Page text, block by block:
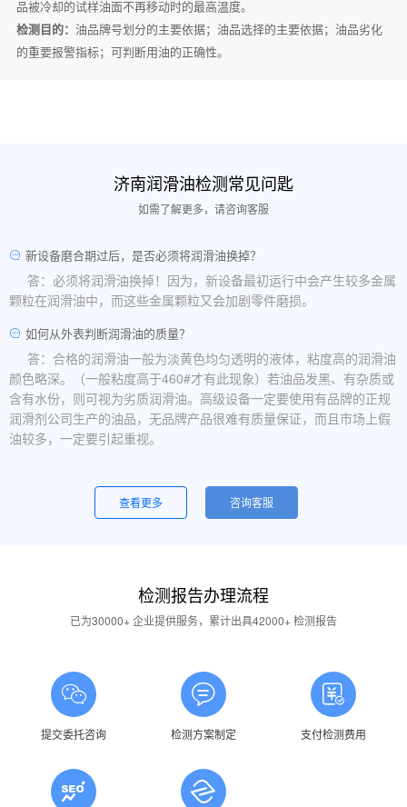
品被冷却的试样油面不再移动时的最高温度。
检测目的： 油品牌号划分的主要依据；油品选择的主要依据；油品劣化
的重要报警指标；可判断用油的正确性。
济南润滑油检测常见问匙
如需了解更多，请咨询客服
新设备磨合期过后，是否必须将润滑油换掉？
答：必须将润滑油换掉！因为，新设备最初运行中会产生较多金属
颗粒在润滑油中，而这些金属颗粒又会加剧零件磨损。
如何从外表判断润滑油的质量？
答：合格的润滑油一般为淡黄色均匀透明的液体，粘度高的润滑油
颜色略深。（一般粘度高于460#才有此现象）若油品发黑、有杂质或
含有水份，则可视为劣质润滑油。高级设备一定要使用有品牌的正规
润滑剂公司生产的油品，无品牌产品很难有质量保证，而且市场上假
油较多，一定要引起重视。
一般是润滑油质量问题，合格的润滑油使用中不应出现大量泡沫，
用户不应采用会产生泡沫的润滑油。还有一个可能的原因是混油可能
答：一般情况下油品发白是由于油箱进水后造成的，是乳化现象，
应避免水进入润滑油箱体或避免雨水进入已开封的油桶中。具体操作
润滑油的号数是什么意思？
答：根据ISO标准，工业润滑油按40℃ 温度条件下测定的粘度分
为若干个粘度等级，数据越大则粘度越高，因此润滑油的号数指其粘
润滑油粘度高是否说明润滑油质量好？
查看更多 咨询客服
检测报告办理流程
已为30000+ 企业提供服务，累计出具42000+ 检测报告
提交委托咨询 检测方案制定 支付检测费用